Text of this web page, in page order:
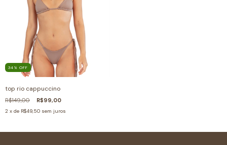
34 % OFF
top rio cappuccino
R$149,00 R$99,00
2 x de R$49,50 sem juros